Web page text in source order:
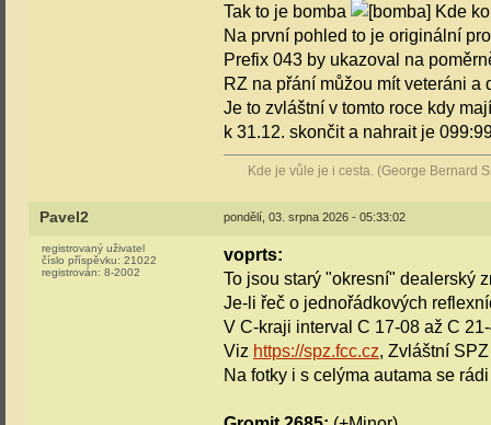
Tak to je bomba
Kde
Na první pohled to je originální
Prefix 043 by ukazoval na
RZ na přání můžou mít veteráni a
Je to zvláštní v tomto roce kdy
k 31.12. skončit a nahrait je
Kde je vůle je i cesta. (George Bernard
Pavel2 pondělí, 03. srpna 2026 - 05:33:02
registrovaný uživatel
číslo příspěvku: 21022
registrován: 8-2002
voprts:
To jsou starý "okresní" dealerský
Je-li řeč o jednořádkových
V C-kraji interval C 17-08 až C
Viz https://spz.fcc.cz, Zvláštní
Na fotky i s celýma autama se